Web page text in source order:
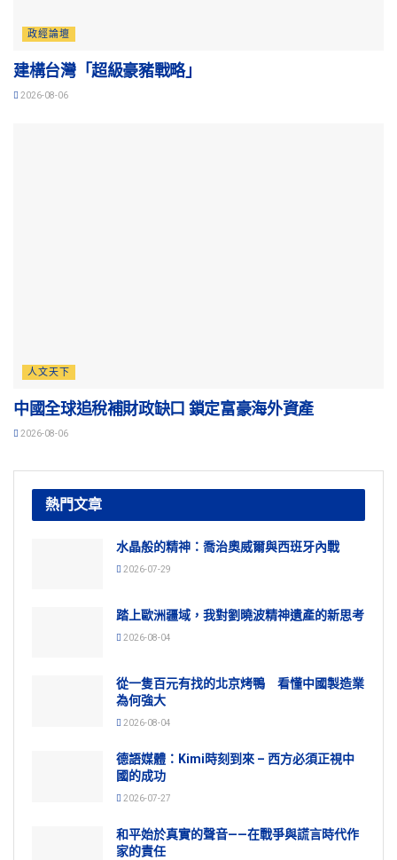
政經論壇
建構台灣「超級豪豬戰略」
2026-08-06
人文天下
中國全球追稅補財政缺口 鎖定富豪海外資產
2026-08-06
熱門文章
水晶般的精神：喬治奧威爾與西班牙內戰
2026-07-29
踏上歐洲疆域，我對劉曉波精神遺產的新思考
2026-08-04
從一隻百元有找的北京烤鴨 看懂中國製造業
為何強大
2026-08-04
德語媒體：Kimi時刻到來 – 西方必須正視中
國的成功
2026-07-27
和平始於真實的聲音——在戰爭與謊言時代作
家的責任